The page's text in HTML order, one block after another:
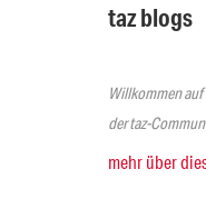
taz blogs
Willkommen
der taz-
mehr über